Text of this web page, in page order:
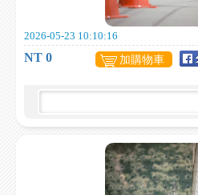
2026-05-23 10:10:16
NT 0 加購物車